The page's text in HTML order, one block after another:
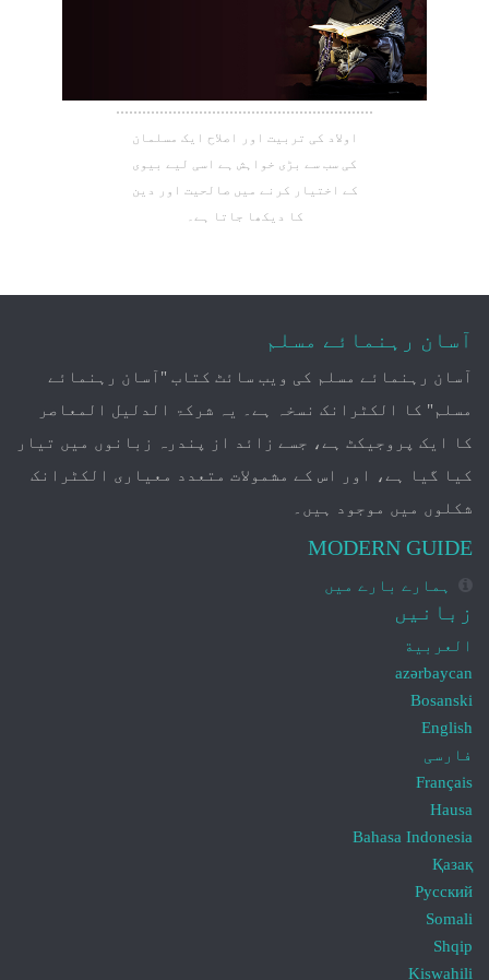
اولاد کی تربیت اور اصلاح ایک مسلمان
کی سب سے بڑی خواہش ہے اسی لیے بیوی
کے اختیار کرنے میں صالحیت اور دین
کا دیکھا جاتا ہے۔
آسان رہنمائے مسلم
آسان رہنمائے مسلم کی ویب سائٹ کتاب "آسان رہنمائے
مسلم" کا الکٹرانک نسخہ ہے۔ یہ شرکۃ الدلیل المعاصر
کا ایک پروجیکٹ ہے، جسے زائد از پندرہ زبانوں میں تیار
کیا گیا ہے، اور اس کے مشمولات متعدد معیاری الکٹرانک
شکلوں میں موجود ہیں۔
MODERN GUIDE
ہمارے بارے میں
زبانیں
العربية
azərbaycan
Bosanski
English
فارسی
Français
Hausa
Bahasa Indonesia
Қазақ
Русский
Somali
Shqip
Kiswahili